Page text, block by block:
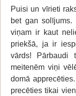
Puisi un vīrieti
bet gan
viņam ir kaut
priekšā, ja ir
vārds! Pārbaudi
meitenēm viņi
domā
precēties tikai